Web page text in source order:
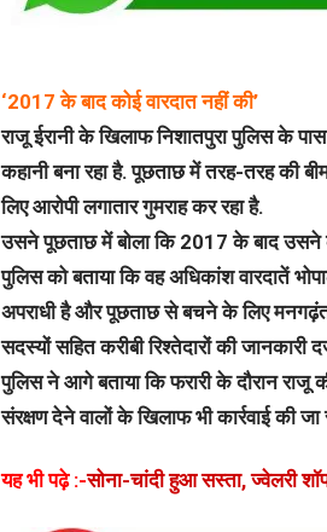
‘2017 के बाद कोई वारदात नहीं की’
राजू ईरानी के खिलाफ निशातपुरा पुलिस के
कहानी बना रहा है. पूछताछ में तरह-तरह की
लिए आरोपी लगातार गुमराह कर रहा है.
उसने पूछताछ में बोला कि 2017 के बाद उसने
पुलिस को बताया कि वह अधिकांश वारदातें
अपराधी है और पूछताछ से बचने के लिए मनगढ़ंत
सदस्यों सहित करीबी रिश्तेदारों की जानकारी
पुलिस ने आगे बताया कि फरारी के दौरान राजू
संरक्षण देने वालों के खिलाफ भी कार्रवाई की
यह भी पढ़े :-सोना-चांदी हुआ सस्ता, ज्वेलरी